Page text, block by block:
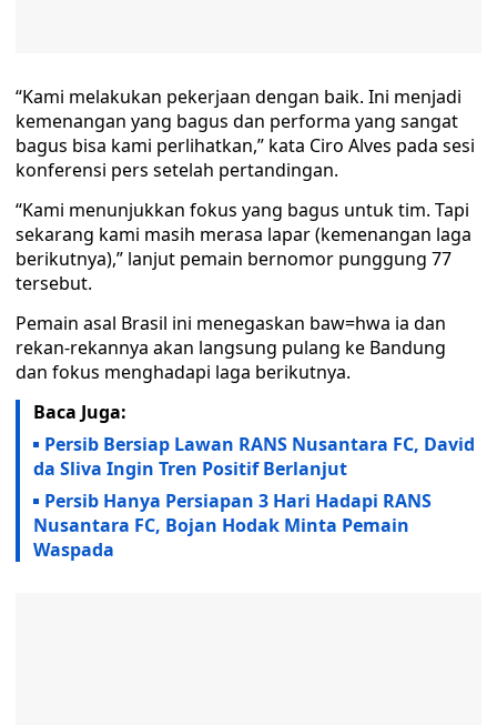
“Kami melakukan pekerjaan dengan baik. Ini menjadi
kemenangan yang bagus dan performa yang sangat
bagus bisa kami perlihatkan,” kata Ciro Alves pada sesi
konferensi pers setelah pertandingan.
“Kami menunjukkan fokus yang bagus untuk tim. Tapi
sekarang kami masih merasa lapar (kemenangan laga
berikutnya),” lanjut pemain bernomor punggung 77
tersebut.
Pemain asal Brasil ini menegaskan baw=hwa ia dan
rekan-rekannya akan langsung pulang ke Bandung
dan fokus menghadapi laga berikutnya.
Baca Juga:
Persib Bersiap Lawan RANS Nusantara FC, David
da Sliva Ingin Tren Positif Berlanjut
Persib Hanya Persiapan 3 Hari Hadapi RANS
Nusantara FC, Bojan Hodak Minta Pemain
Waspada